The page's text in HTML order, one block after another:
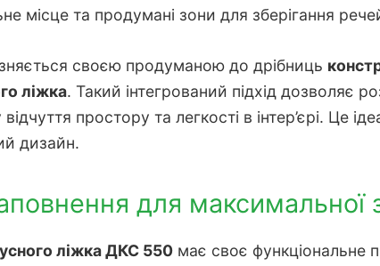
місце та продумані зони для зберігання
своєю продуманою до дрібниць
ліжка. Такий інтегрований підхід дозволяє
простору та легкості в інтер’єрі. Це
дизайн.
для максимальної
ліжка ДКС 550 має своє функціональне